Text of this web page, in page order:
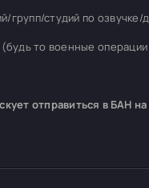
групп/студий по озвучке/
то военные
отправиться в БАН